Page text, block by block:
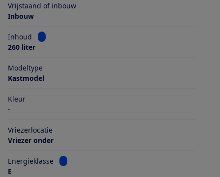
Vrijstaand of inbouw
Inbouw
Inhoud
Bekijk informatie voor Inhoud
260 liter
Modeltype
Kastmodel
Kleur
-
Vriezerlocatie
Vriezer onder
Energieklasse
Bekijk informatie voor Energieklasse
E